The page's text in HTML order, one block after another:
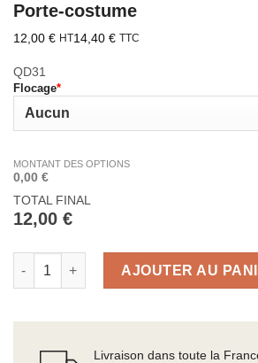
Porte-costume
12,00 € HT14,40 € TTC
QD31
*
Flocage
MONTANT DES OPTIONS
0,00 €
TOTAL FINAL
12,00 €
AJOUTER AU
Livraison dans toute la